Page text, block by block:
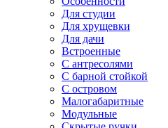
Для студии
Для хрущевки
Для дачи
Встроенные
С антресолями
С барной стойкой
С островом
Малогабаритные
Модульные